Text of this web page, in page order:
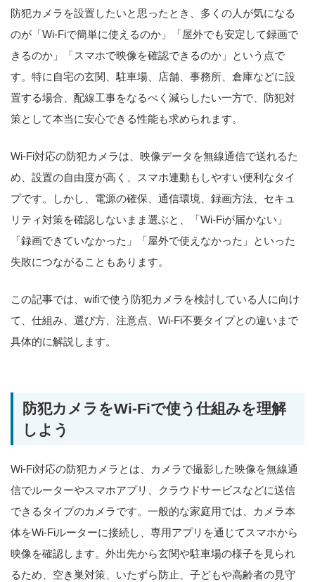
防犯カメラを設置したいと思ったとき、多くの人が気になる
のが「Wi-Fiで簡単に使えるのか」「屋外でも安定して録画で
きるのか」「スマホで映像を確認できるのか」という点で
す。特に自宅の玄関、駐車場、店舗、事務所、倉庫などに設
置する場合、配線工事をなるべく減らしたい一方で、防犯対
策として本当に安心できる性能も求められます。
Wi-Fi対応の防犯カメラは、映像データを無線通信で送れるた
め、設置の自由度が高く、スマホ連動もしやすい便利なタイ
プです。しかし、電源の確保、通信環境、録画方法、セキュ
リティ対策を確認しないまま選ぶと、「Wi-Fiが届かない」
「録画できていなかった」「屋外で使えなかった」といった
失敗につながることもあります。
この記事では、wifiで使う防犯カメラを検討している人に向け
て、仕組み、選び方、注意点、Wi-Fi不要タイプとの違いまで
具体的に解説します。
防犯カメラをWi-Fiで使う仕組みを理解
しよう
Wi-Fi対応の防犯カメラとは、カメラで撮影した映像を無線通
信でルーターやスマホアプリ、クラウドサービスなどに送信
できるタイプのカメラです。一般的な家庭用では、カメラ本
体をWi-Fiルーターに接続し、専用アプリを通じてスマホから
映像を確認します。外出先から玄関や駐車場の様子を見られ
るため、空き巣対策、いたずら防止、子どもや高齢者の見守